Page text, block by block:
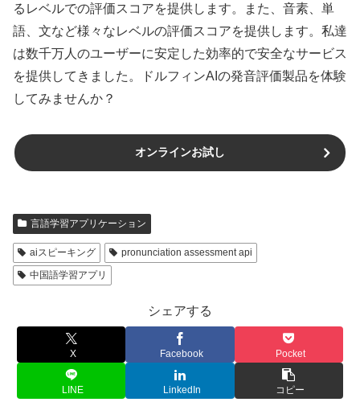
るレベルでの評価スコアを提供します。また、音素、単
語、文など様々なレベルの評価スコアを提供します。私達
は数千万人のユーザーに安定した効率的で安全なサービス
を提供してきました。ドルフィンAIの発音評価製品を体験
してみませんか？
オンラインお試し
言語学習アプリケーション
aiスピーキング
pronunciation assessment api
中国語学習アプリ
シェアする
X Facebook Pocket
LINE LinkedIn コピー